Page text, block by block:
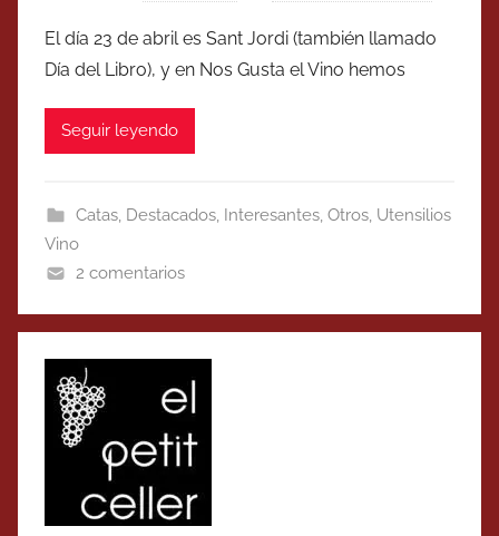
El día 23 de abril es Sant Jordi (también llamado
Día del Libro), y en Nos Gusta el Vino hemos
Seguir leyendo
Catas, Destacados, Interesantes, Otros, Utensilios
Vino
2 comentarios